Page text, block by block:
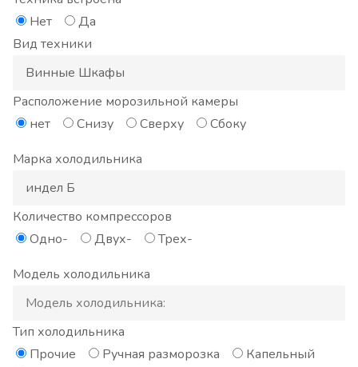
Нет
Да
Вид техники
Расположение морозильной камеры
нет
Снизу Сверху
Сбоку
Марка холодильника
Количество компрессоров
Одно-
Двух-
Трех-
Модель холодильника
Тип холодильника
Прочие
Ручная разморозка
Капельный